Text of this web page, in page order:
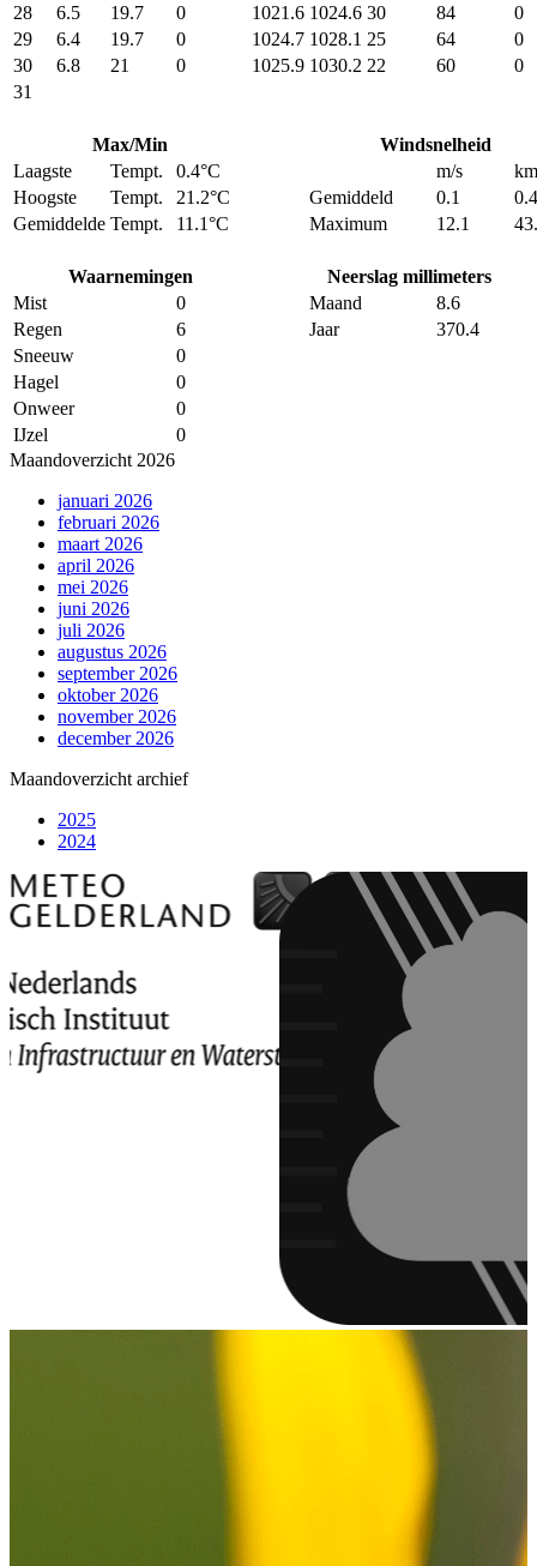
28
6.5 19.7 0 1021.6 1024.6 30 84
0
29
6.4 19.7 0 1024.7 1028.1 25 64
0
30
6.8 21 0 1025.9 1030.2 22 60
0
31
Max/Min
Windsnelheid
Laagste
Tempt. 0.4°C m/s
Hoogste
Tempt. 21.2°C Gemiddeld 0.1
0.4
Gemiddelde Tempt. 11.1°C Maximum 12.1
Waarnemingen
Neerslag millimeters
Mist
0 Maand
8.6
Regen
6 Jaar
370.4
Sneeuw
0
Hagel
0
Onweer
0
IJzel
0
Maandoverzicht 2026
januari 2026
februari 2026
maart 2026
april 2026
mei 2026
juni 2026
juli 2026
augustus 2026
september 2026
oktober 2026
november 2026
december 2026
Maandoverzicht archief
2025
2024